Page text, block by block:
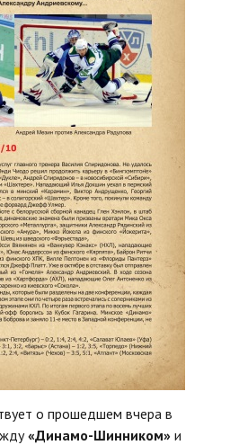
о прошедшем вчера в
«Динамо-Шинником» и